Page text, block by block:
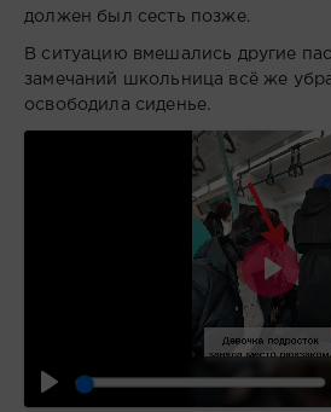
должен был сесть позже.
В ситуацию вмешались другие
замечаний школьница всё же
освободила сиденье.